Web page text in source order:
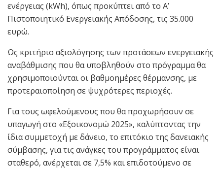
ενέργειας (kWh), όπως προκύπτει από το Α’
Πιστοποιητικό Ενεργειακής Απόδοσης, τις 35.000
ευρώ.
Ως κριτήριο αξιολόγησης των προτάσεων ενεργειακής
αναβάθμισης που θα υποβληθούν στο πρόγραμμα θα
χρησιμοποιούνται οι βαθμοημέρες θέρμανσης, με
προτεραιοποίηση σε ψυχρότερες περιοχές.
Για τους ωφελούμενους που θα προχωρήσουν σε
υπαγωγή στο «Εξοικονομώ 2025», καλύπτοντας την
ίδια συμμετοχή με δάνειο, το επιτόκιο της δανειακής
σύμβασης, για τις ανάγκες του προγράμματος είναι
σταθερό, ανέρχεται σε 7,5% και επιδοτούμενο σε